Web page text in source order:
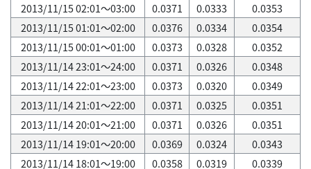
2013/11/15 02:01～03:00
0.0371 0.0333
0.0353
2013/11/15 01:01～02:00
0.0376 0.0334
0.0354
2013/11/15 00:01～01:00
0.0373 0.0328
0.0352
2013/11/14 23:01～24:00
0.0371 0.0326
0.0348
2013/11/14 22:01～23:00
0.0373 0.0320
0.0349
2013/11/14 21:01～22:00
0.0371 0.0325
0.0351
2013/11/14 20:01～21:00
0.0371 0.0326
0.0351
2013/11/14 19:01～20:00
0.0369 0.0324
0.0343
2013/11/14 18:01～19:00
0.0358 0.0319 0.0339